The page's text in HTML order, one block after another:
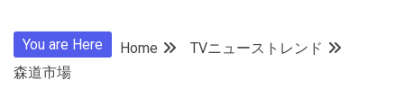
You are Here Home
TVニューストレンド
森道市場